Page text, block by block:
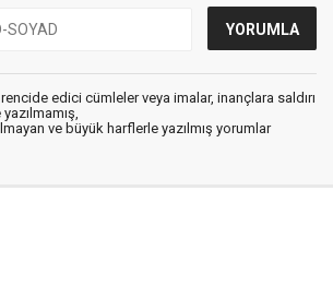
edici cümleler veya imalar, inançlara saldırı
ve büyük harflerle yazılmış yorumlar